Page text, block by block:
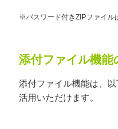
※パスワード付きZIPファイル
添付ファイル機能
添付ファイル機能は、
活用いただけます。